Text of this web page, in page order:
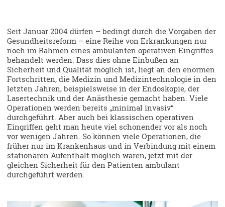
Seit Januar 2004 dürfen – bedingt durch die Vorgaben der
Gesundheitsreform – eine Reihe von Erkrankungen nur
noch im Rahmen eines ambulanten operativen Eingriffes
behandelt werden. Dass dies ohne Einbußen an
Sicherheit und Qualität möglich ist, liegt an den enormen
Fortschritten, die Medizin und Medizintechnologie in den
letzten Jahren, beispielsweise in der Endoskopie, der
Lasertechnik und der Anästhesie gemacht haben. Viele
Operationen werden bereits „minimal invasiv“
durchgeführt. Aber auch bei klassischen operativen
Eingriffen geht man heute viel schonender vor als noch
vor wenigen Jahren. So können viele Operationen, die
früher nur im Krankenhaus und in Verbindung mit einem
stationären Aufenthalt möglich waren, jetzt mit der
gleichen Sicherheit für den Patienten ambulant
durchgeführt werden.